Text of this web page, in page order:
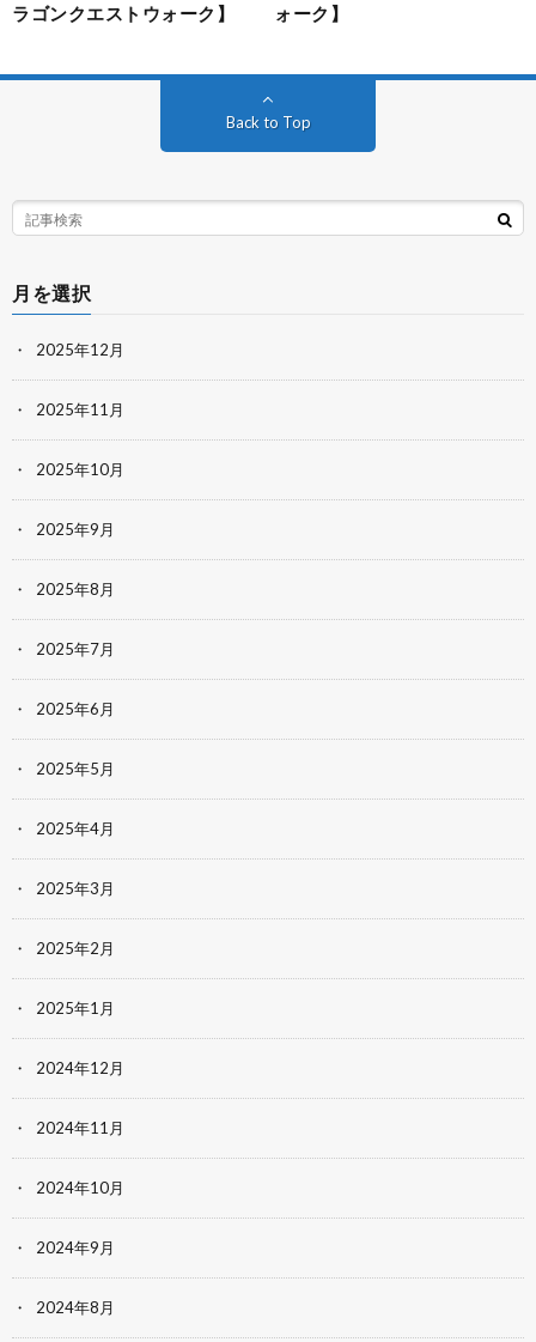
ラゴンクエストウォーク】
ォーク】
Back to Top
月を選択
2025年12月
2025年11月
2025年10月
2025年9月
2025年8月
2025年7月
2025年6月
2025年5月
2025年4月
2025年3月
2025年2月
2025年1月
2024年12月
2024年11月
2024年10月
2024年9月
2024年8月